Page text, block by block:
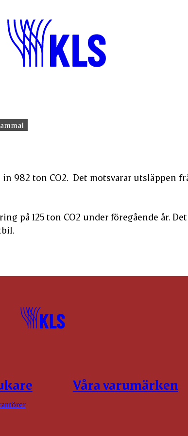
in 982 ton CO2. Det motsvarar utsläppen
på 125 ton CO2 under föregående år.
Våra varumärken